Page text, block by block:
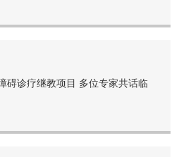
碍诊疗继教项目 多位专家共话临